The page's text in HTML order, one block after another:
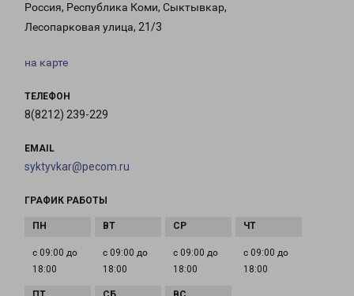
Россия, Республика Коми, Сыктывкар,
Лесопарковая улица, 21/3
на карте
ТЕЛЕФОН
8(8212) 239-229
EMAIL
syktyvkar@pecom.ru
ГРАФИК РАБОТЫ
с 09:00 до
18:00
с 09:00 до
18:00
с 09:00 до
18:00
с 09:00 до
18:00